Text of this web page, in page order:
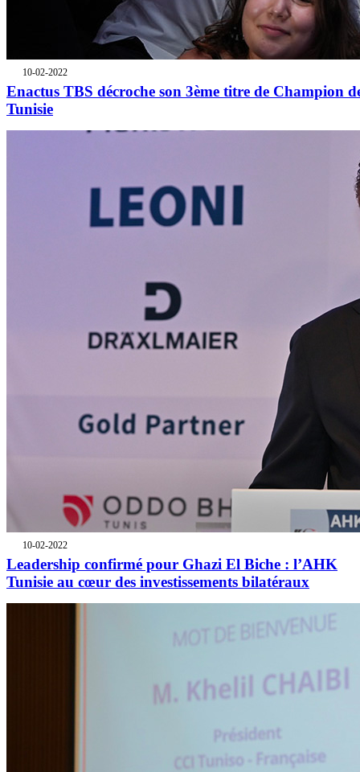
10-02-2022
Enactus TBS décroche son 3ème titre de Champion
Tunisie
10-02-2022
Leadership confirmé pour Ghazi El Biche : l’AHK
Tunisie au cœur des investissements bilatéraux